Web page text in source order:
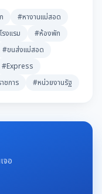
#หางานแม่สอด
รงแรม
#ห้องพัก
#ขนส่งแม่สอด
#Express
ชการ #หน่วยงานรัฐ
จอ